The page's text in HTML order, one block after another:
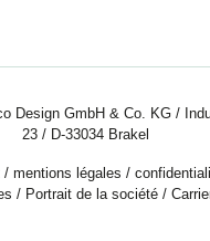
Design GmbH & Co. KG /
23 / D-33034 Brakel
/ mentions légales /
/ Portrait de la société/